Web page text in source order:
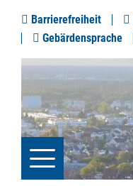
Barrierefreiheit
Gebärdensprache